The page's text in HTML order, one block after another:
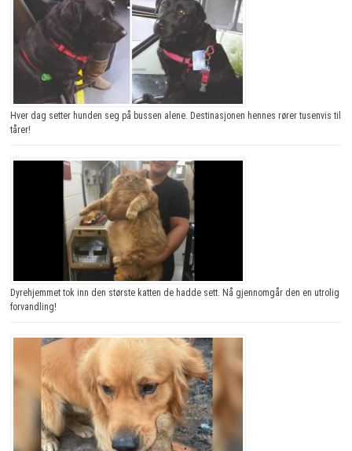
Hver dag setter hunden seg på bussen alene. Destinasjonen hennes rører tusenvis til
tårer!
Dyrehjemmet tok inn den største katten de hadde sett. Nå gjennomgår den en utrolig
forvandling!